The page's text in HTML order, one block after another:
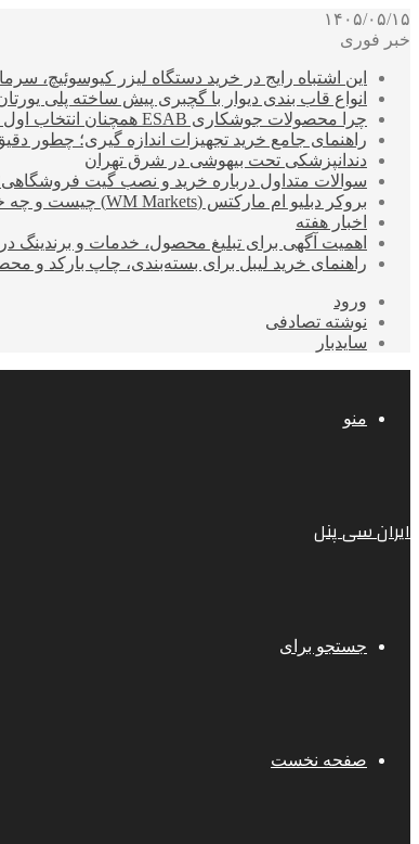
۱۴۰۵/۰۵/۱۵
خبر فوری
این اشتباه رایج در خرید دستگاه لیزر کیوسوئیچ،
انواع قاب بندی دیوار با گچبری پیش ساخته پلی
چرا محصولات جوشکاری ESAB همچنان انتخاب اول صنایع بزرگ هستند؟
راهنمای جامع خرید تجهیزات اندازه گیری؛ چطور
دندانپزشکی تحت بیهوشی در شرق تهران
سوالات متداول درباره خرید و نصب گیت
بروکر دبلیو ام مارکتس (WM Markets) چیست و چه خدماتی ارائه می‌دهد؟
اخبار هفته
اهمیت آگهی برای تبلیغ محصول، خدمات و برندینگ
راهنمای خرید لیبل برای بسته‌بندی، چاپ بارکد و
ورود
نوشته تصادفی
سایدبار
منو
ایران سی پنل
جستجو برای
صفحه نخست